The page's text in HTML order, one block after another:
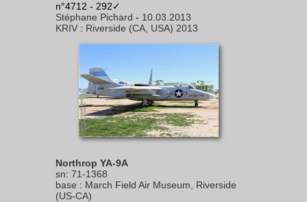
n°4712 - 292✓
Stéphane Pichard - 10.03.2013
KRIV : Riverside (CA, USA) 2013
Northrop YA-9A
sn: 71-1368
base : March Field Air Museum, Riverside
(US-CA)